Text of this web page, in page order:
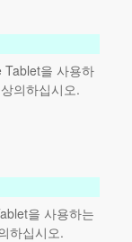
Tablet을 사용하
의하십시오.
을 사용하는
하십시오.